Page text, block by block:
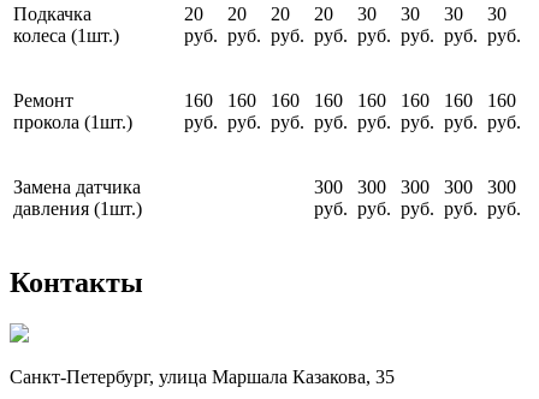
Подкачка
колеса (1шт.)
20
руб.
20
руб.
20
руб.
20
руб.
30
руб.
30
руб.
30
руб.
30
руб.
Ремонт
прокола (1шт.)
160
руб.
160
руб.
160
руб.
160
руб.
160
руб.
160
руб.
160
руб.
160
руб.
Замена датчика
давления (1шт.)
300
руб.
300
руб.
300
руб.
300
руб.
300
руб.
Контакты
Санкт-Петербург, улица Маршала Казакова, 35